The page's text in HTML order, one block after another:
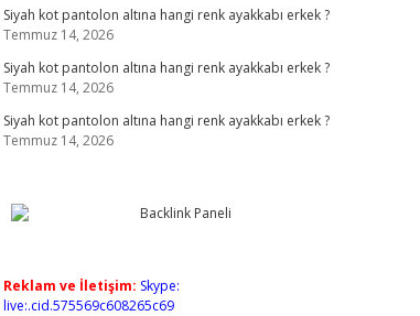
Siyah kot pantolon altına hangi renk ayakkabı erkek ?
Temmuz 14, 2026
Siyah kot pantolon altına hangi renk ayakkabı erkek ?
Temmuz 14, 2026
Siyah kot pantolon altına hangi renk ayakkabı erkek ?
Temmuz 14, 2026
Reklam ve İletişim: Skype:
live:.cid.575569c608265c69